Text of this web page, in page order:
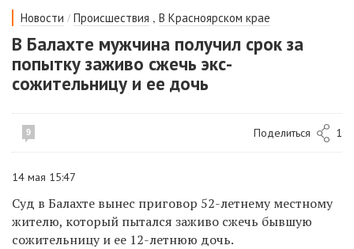
Новости / Происшествия , В Красноярском крае
В Балахте мужчина получил срок за
попытку заживо сжечь экс-
сожительницу и ее дочь
9 Поделиться 1
14 мая 15:47
Суд в Балахте вынес приговор 52-летнему местному
жителю, который пытался заживо сжечь бывшую
сожительницу и ее 12-летнюю дочь.